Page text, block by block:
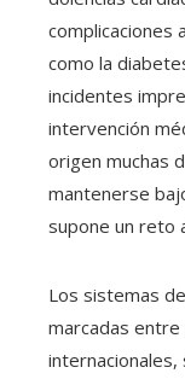
complicaciones
como la
incidentes
intervención
origen muchas
mantenerse
supone un reto
Los sistemas
marcadas